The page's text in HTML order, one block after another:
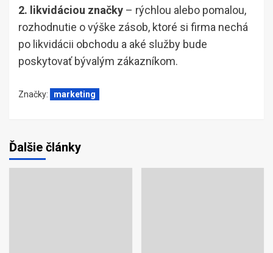
2. likvidáciou značky – rýchlou alebo pomalou,
rozhodnutie o výške zásob, ktoré si firma nechá
po likvidácii obchodu a aké služby bude
poskytovať bývalým zákazníkom.
Značky: marketing
Ďalšie články